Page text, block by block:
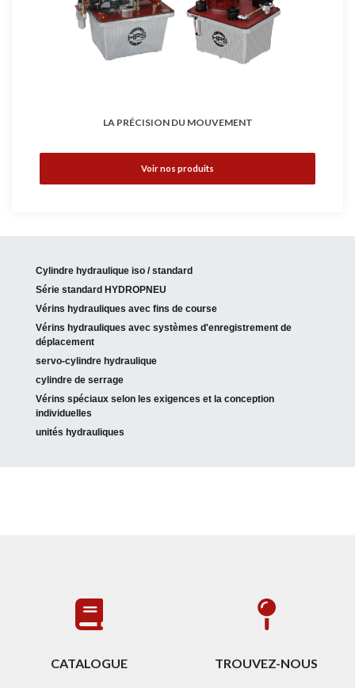
LA PRÉCISION DU MOUVEMENT
Voir nos produits
Cylindre hydraulique iso / standard
Série standard HYDROPNEU
Vérins hydrauliques avec fins de course
Vérins hydrauliques avec systèmes d'enregistrement de
déplacement
servo-cylindre hydraulique
cylindre de serrage
Vérins spéciaux selon les exigences et la conception
individuelles
unités hydrauliques
CATALOGUE TROUVEZ-NOUS